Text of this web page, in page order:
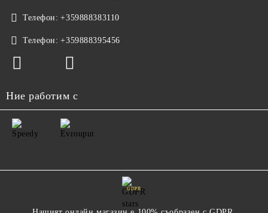
Телефон: +359888383110
Телефон: +359888395456
Ние работим с
GDPR